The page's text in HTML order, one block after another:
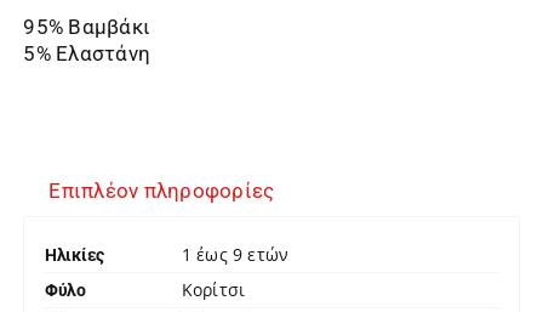
95% Βαμβάκι
5% Ελαστάνη
Επιπλέον πληροφορίες
Ηλικίες 1 έως 9 ετών
Φύλο Κορίτσι